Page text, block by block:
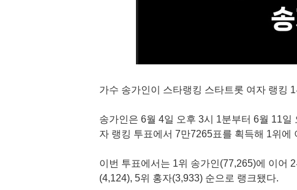
가수 송가인이 스타랭킹 스타트롯 여자 랭킹
송가인은 6월 4일 오후 3시 1분부터 6월 11
자 랭킹 투표에서 7만7265표를 획득해 1위에
이번 투표에서는 1위 송가인(77,265)에 이어
(4,124), 5위 홍자(3,933) 순으로 랭크됐다.